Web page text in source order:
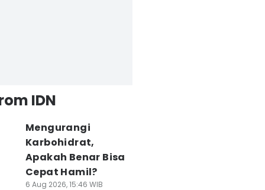
IDN
Mengurangi
Karbohidrat,
Apakah Benar Bisa
Cepat Hamil?
6 Aug 2026, 15:46 WIB